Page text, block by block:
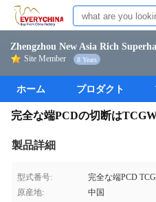
Zhengzhou New Asia Rich
Site Member 8 Years
ホーム プロダクト
完全な端PCDの切断は
製品詳細
型式番号:
完全な端PCD
原産地:
中国